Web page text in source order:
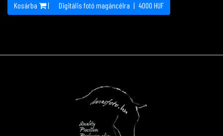
Kosárba | Digitális fotó magáncélra | 4000 HUF